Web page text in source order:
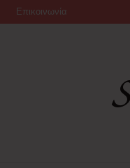
Επικοινωνία